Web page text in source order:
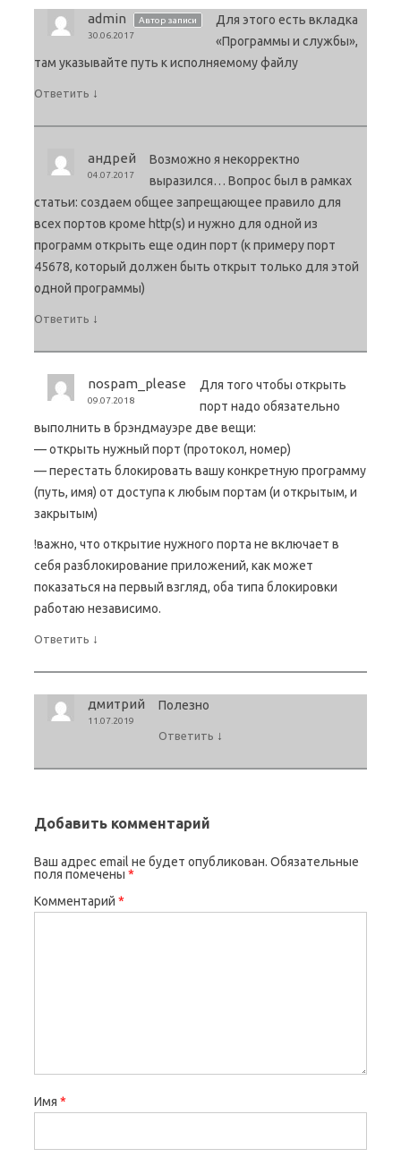
admin
Автор записи
30.06.2017
Для этого есть вкладка
«Программы и службы»,
там указывайте путь к исполняемому файлу
Ответить ↓
андрей
04.07.2017
Возможно я некорректно
выразился… Вопрос был в рамках
статьи: создаем общее запрещающее правило для
всех портов кроме http(s) и нужно для одной из
программ открыть еще один порт (к примеру порт
45678, который должен быть открыт только для этой
одной программы)
Ответить ↓
nospam_please
09.07.2018
Для того чтобы открыть
порт надо обязательно
выполнить в брэндмауэре две вещи:
— открыть нужный порт (протокол, номер)
— перестать блокировать вашу конкретную программу
(путь, имя) от доступа к любым портам (и открытым, и
закрытым)
!важно, что открытие нужного порта не включает в
себя разблокирование приложений, как может
показаться на первый взгляд, оба типа блокировки
работаю независимо.
Ответить ↓
дмитрий
11.07.2019
Полезно
Ответить ↓
Добавить комментарий
Ваш адрес email не будет опубликован. Обязательные
поля помечены *
Комментарий *
Имя *